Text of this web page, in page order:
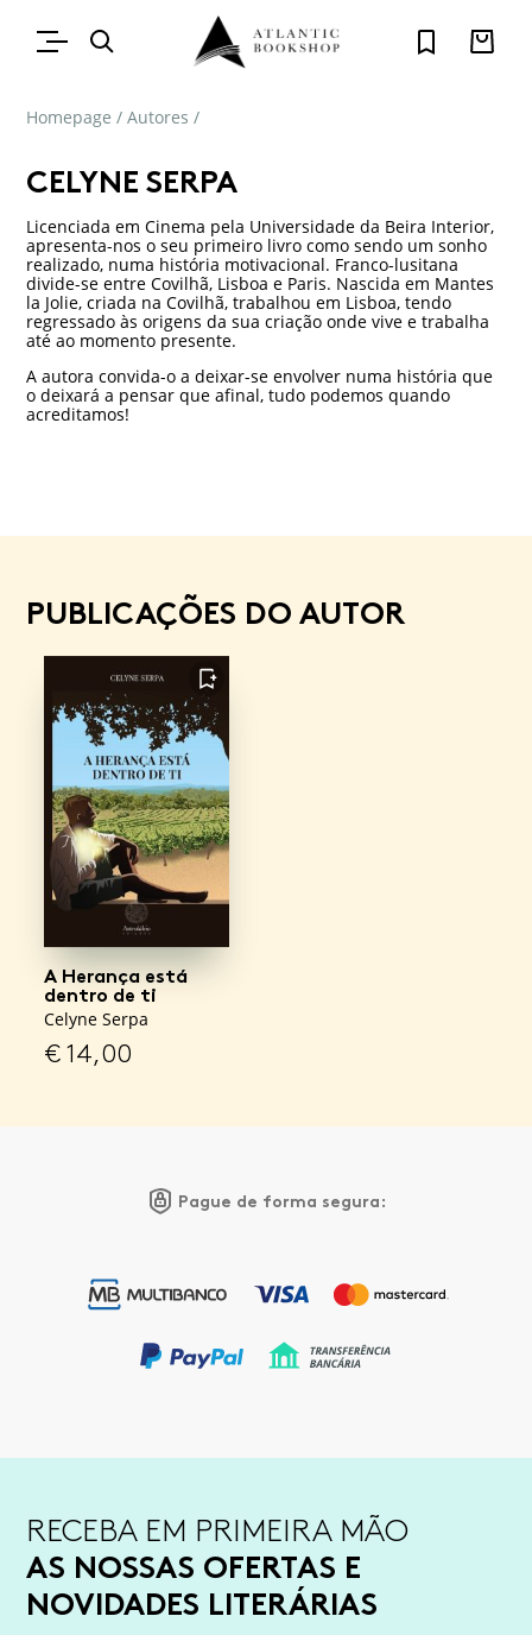
Homepage / Autores /
CELYNE SERPA
Licenciada em Cinema pela Universidade da Beira Interior,
apresenta-nos o seu primeiro livro como sendo um sonho
realizado, numa história motivacional. Franco-lusitana
divide-se entre Covilhã, Lisboa e Paris. Nascida em Mantes
la Jolie, criada na Covilhã, trabalhou em Lisboa, tendo
regressado às origens da sua criação onde vive e trabalha
até ao momento presente.
A autora convida-o a deixar-se envolver numa história que
o deixará a pensar que afinal, tudo podemos quando
acreditamos!
PUBLICAÇÕES DO AUTOR
FAVORITO
A Herança está
dentro de ti
Celyne Serpa
€14,00
Pague de forma segura:
RECEBA EM PRIMEIRA MÃO
AS NOSSAS OFERTAS E
NOVIDADES LITERÁRIAS